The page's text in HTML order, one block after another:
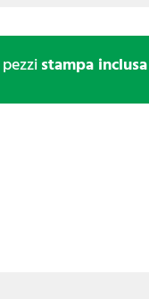
pezzistampa inclusa